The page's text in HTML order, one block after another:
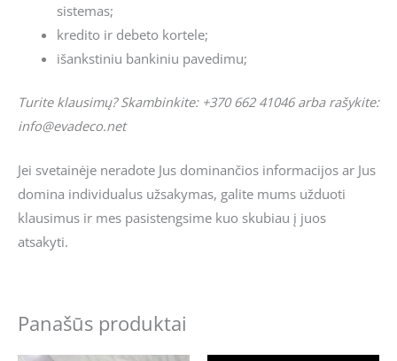
sistemas;
kredito ir debeto kortele;
išankstiniu bankiniu pavedimu;
Turite klausimų? Skambinkite: +370 662 41046 arba rašykite:
info@evadeco.net
Jei svetainėje neradote Jus dominančios informacijos ar Jus
domina individualus užsakymas, galite mums užduoti
klausimus ir mes pasistengsime kuo skubiau į juos
atsakyti.
Panašūs produktai